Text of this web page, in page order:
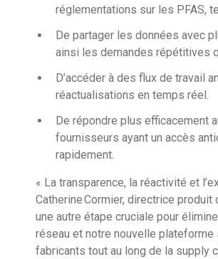
réglementations sur les PFAS,
De partager les données avec
ainsi les demandes répétitives
D’accéder à des flux de travail
réactualisations en temps réel​.
De répondre plus efficacement
fournisseurs ayant un accès
rapidement.
« La transparence, la réactivité et
Catherine Cormier, directrice
une autre étape cruciale pour
réseau et notre nouvelle
fabricants tout au long de la supply